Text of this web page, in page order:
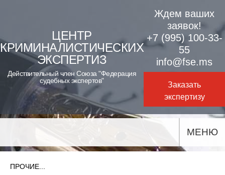
content
ЦЕНТР
КРИМИНАЛИСТИЧЕСКИХ
ЭКСПЕРТИЗ
Действительный член Союза "Федерация
судебных экспертов"
Ждем ваших
заявок!
+7 (995) 100-33-
55
info@fse.ms
Заказать
экспертизу
МЕНЮ
ПРОЧИЕ...